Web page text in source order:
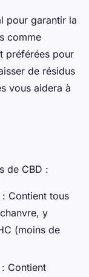
pour garantir la
comme
préférées pour
de résidus
vous aidera à
de CBD :
: Contient tous
y
(moins de
: Contient